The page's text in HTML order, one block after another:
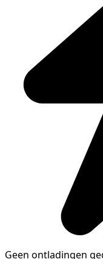
Geen ontladingen